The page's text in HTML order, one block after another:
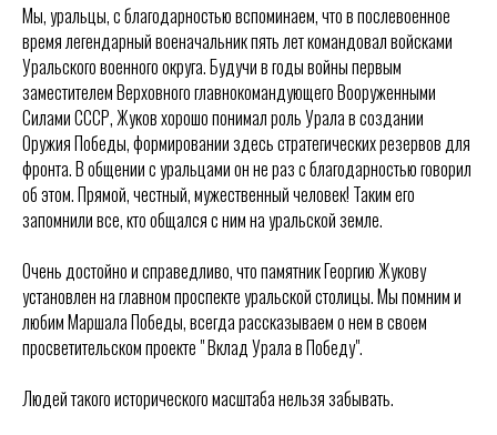
Мы, уральцы, с благодарностью вспоминаем, что в послевоенное
время легендарный военачальник пять лет командовал войсками
Уральского военного округа. Будучи в годы войны первым
заместителем Верховного главнокомандующего Вооруженными
Силами СССР, Жуков хорошо понимал роль Урала в создании
Оружия Победы, формировании здесь стратегических резервов для
фронта. В общении с уральцами он не раз с благодарностью говорил
об этом. Прямой, честный, мужественный человек! Таким его
запомнили все, кто общался с ним на уральской земле.
Очень достойно и справедливо, что памятник Георгию Жукову
установлен на главном проспекте уральской столицы. Мы помним и
любим Маршала Победы, всегда рассказываем о нем в своем
просветительском проекте " Вклад Урала в Победу".
Людей такого исторического масштаба нельзя забывать.